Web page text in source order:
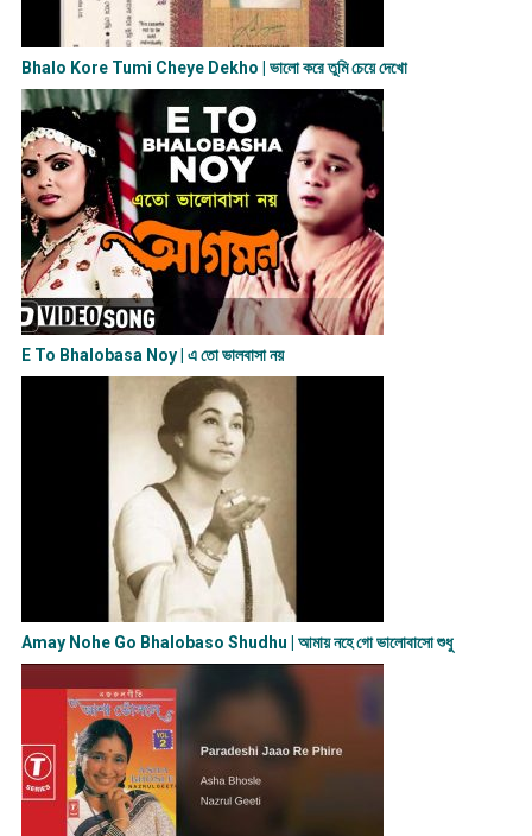
Bhalo Kore Tumi Cheye Dekho | ভালো করে তুমি চেয়ে দেখো
E To Bhalobasa Noy | এ তো ভালবাসা ন​য়
Amay Nohe Go Bhalobaso Shudhu | আমায় নহে গো ভালোবাসো শুধু